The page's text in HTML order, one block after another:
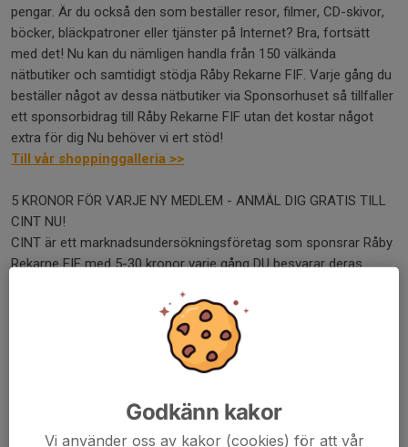
pengar. Är du också den som beställer resor, filmer, CD-skivor,
böcker, bläckpatroner eller tjänster på Internet? Bra, fortsätt
med det! Nu kan du nämligen handla från 150 välkända
nätbutiker och samtidigt stödja Råby Rekarne FIF. Varje gång du
beställer något av dessa nätbutiker via Sponsorhuset så tillfaller
ett sponsorbidrag till Råby Rekarne FIF utan det kostar något
extra för dig Nu behöver vi ert stöd!
Till vår shoppinggalleria >>
5 KRONOR FÖR VARJE NY MEDLEM - ANMÄL DIG GRATIS TILL
CINT NU!
CINT är ett marknadsundersökningsföretag som sponsrar Råby
Rekarne FIF med 5-30 kronor varje gång DU besvarar deras
att besvara dessa). När man anmäler sig så får Råby Rekarne
FIF dessutom 5 kronor som start! Be dina vänner, kollegor och
släkt att anmäla sig nu! Gör vi detta allihop så blir det bra med
Samla poäng och växla in mot presentkort
Godkänn kakor
Vi använder oss av kakor (cookies) för att vår